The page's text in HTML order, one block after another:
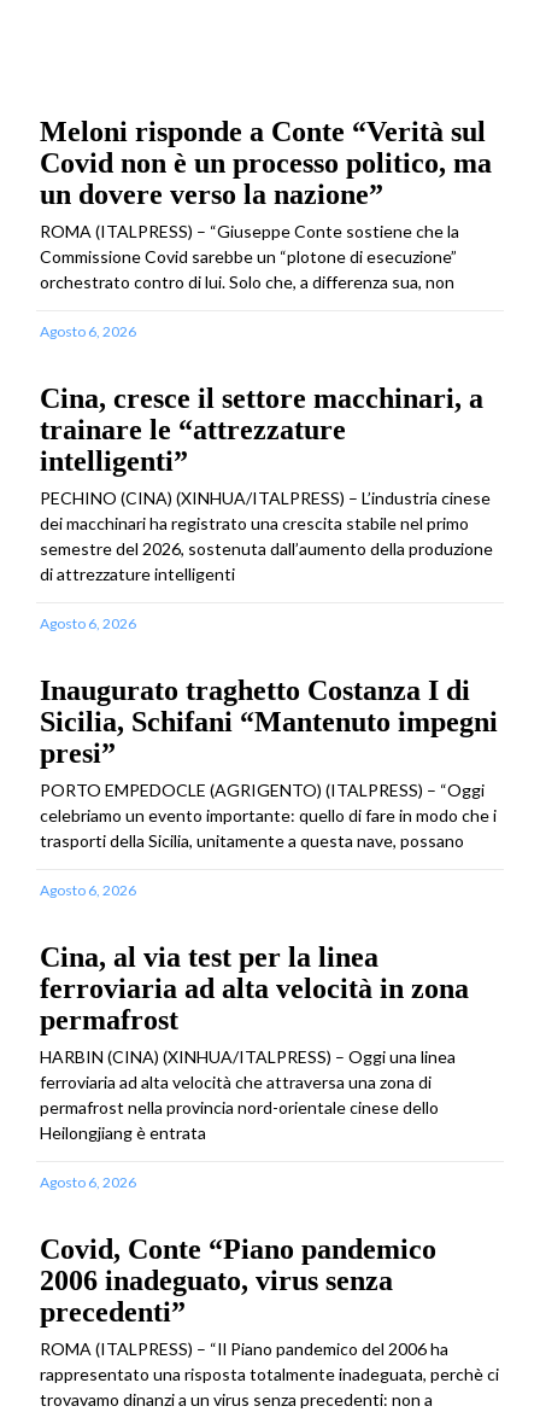
Meloni risponde a Conte “Verità sul
Covid non è un processo politico, ma
un dovere verso la nazione”
ROMA (ITALPRESS) – “Giuseppe Conte sostiene che la
Commissione Covid sarebbe un “plotone di esecuzione”
orchestrato contro di lui. Solo che, a differenza sua, non
Agosto 6, 2026
Cina, cresce il settore macchinari, a
trainare le “attrezzature
intelligenti”
PECHINO (CINA) (XINHUA/ITALPRESS) – L’industria cinese
dei macchinari ha registrato una crescita stabile nel primo
semestre del 2026, sostenuta dall’aumento della produzione
di attrezzature intelligenti
Agosto 6, 2026
Inaugurato traghetto Costanza I di
Sicilia, Schifani “Mantenuto impegni
presi”
PORTO EMPEDOCLE (AGRIGENTO) (ITALPRESS) – “Oggi
celebriamo un evento importante: quello di fare in modo che i
trasporti della Sicilia, unitamente a questa nave, possano
Agosto 6, 2026
Cina, al via test per la linea
ferroviaria ad alta velocità in zona
permafrost
HARBIN (CINA) (XINHUA/ITALPRESS) – Oggi una linea
ferroviaria ad alta velocità che attraversa una zona di
permafrost nella provincia nord-orientale cinese dello
Heilongjiang è entrata
Agosto 6, 2026
Covid, Conte “Piano pandemico
2006 inadeguato, virus senza
precedenti”
ROMA (ITALPRESS) – “Il Piano pandemico del 2006 ha
rappresentato una risposta totalmente inadeguata, perchè ci
trovavamo dinanzi a un virus senza precedenti: non a